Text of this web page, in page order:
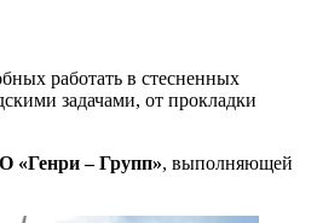
работать в стесненных
задачами, от прокладки
«Генри – Групп», выполняющей